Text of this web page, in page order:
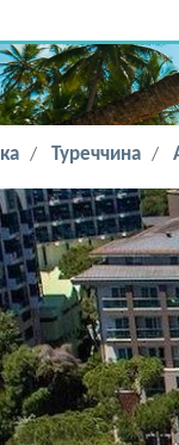
Туреччина